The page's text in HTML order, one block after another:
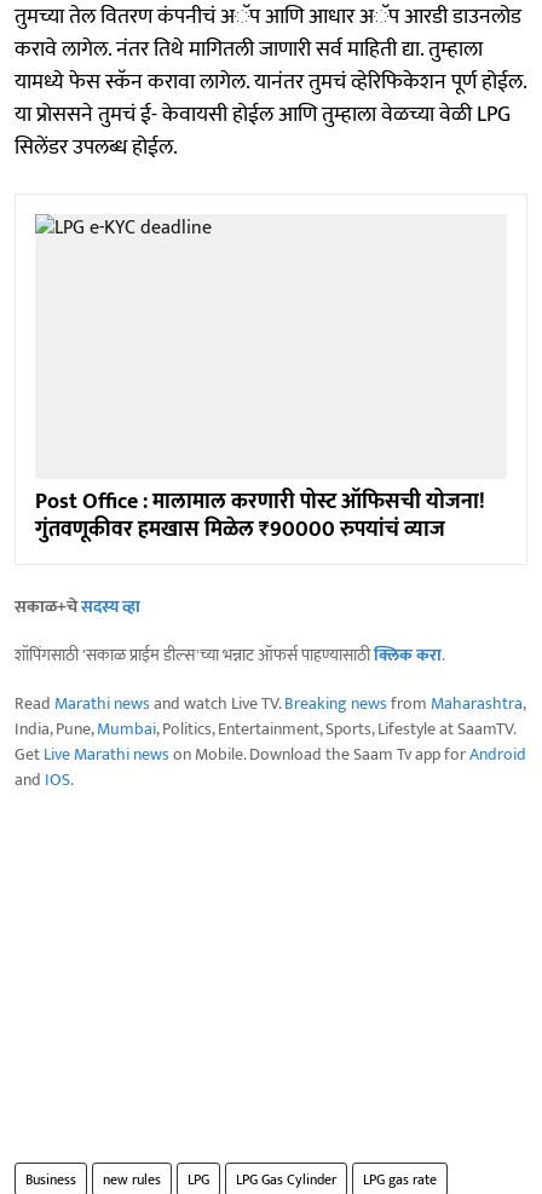
तुमच्या तेल वितरण कंपनीचं अॅप आणि आधार अॅप आरडी डाउनलोड
करावे लागेल. नंतर तिथे मागितली जाणारी सर्व माहिती द्या. तुम्हाला
यामध्ये फेस स्कॅन करावा लागेल. यानंतर तुमचं व्हेरिफिकेशन पूर्ण होईल.
या प्रोससने तुमचं ई- केवायसी होईल आणि तुम्हाला वेळच्या वेळी LPG
सिलेंडर उपलब्ध होईल.
Post Office : मालामाल करणारी पोस्ट ऑफिसची योजना!
गुंतवणूकीवर हमखास मिळेल ₹90000 रुपयांचं व्याज
सकाळ+चेसदस्य व्हा
शॉपिंगसाठी 'सकाळ प्राईम डील्स'च्या भन्नाट ऑफर्स पाहण्यासाठीक्लिक करा.
Read Marathi newsand watch Live TV.Breaking newsfrom Maharashtra,
India, Pune,Mumbai, Politics, Entertainment, Sports, Lifestyle at SaamTV.
GetLive Marathi newson Mobile. Download the Saam Tv app forAndroid
and IOS.
Business new rules LPG LPG Gas Cylinder
LPG gas rate